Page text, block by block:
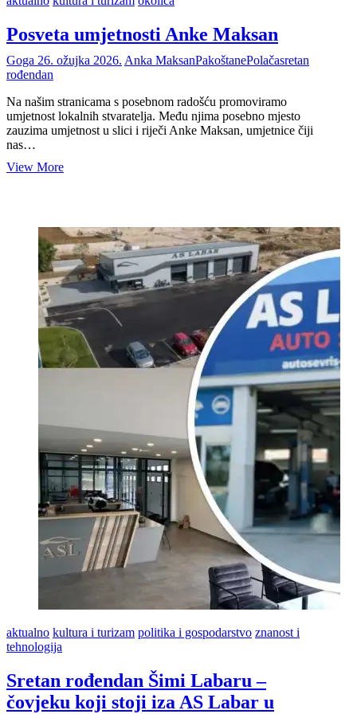
Posveta umjetnosti Anke Maksan
Goga 26. ožujka 2026. Anka MaksanPakoštanePolačasretan
rođendan
Na našim stranicama s posebnom radošću promoviramo
umjetnost lokalnih stvaratelja. Među njima posebno mjesto
zauzima umjetnost u slici i riječi Anke Maksan, umjetnice čiji
nas…
View MorePosveta
aktualno kultura i turizam politika i gospodarstvo znanost i
tehnologija
Sretan rođendan Šimi Labaru –
čovjeku koji stoji iza AS Labar u